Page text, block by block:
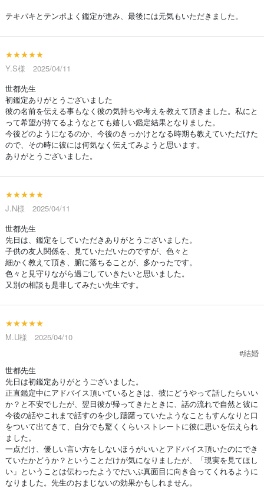
テキパキとテンポよく鑑定が進み、最後には元気もいただきました。
★★★★★
Y.S様 2025/04/11
世都先生
初鑑定ありがとうございました
彼の名前を伝える事もなく彼の気持ちや考えを教えて頂きました。私にと
って希望が持てるようなとても嬉しい鑑定結果となりました。
今後どのようになるのか、今後のきっかけとなる時期も教えていただけた
ので、その時に彼には何気なく伝えてみようと思います。
ありがとうございました。
★★★★★
J.N様 2025/04/11
世都先生
先日は、鑑定をしていただきありがとうございました。
子供の友人関係を、見ていただいたのですが、色々と
細かく教えて頂き、腑に落ちることが、多かったです。
色々と見守りながら過ごしていきたいと思いました。
又別の相談も是非してみたい先生です。
★★★★★
M.U様 2025/04/10
#結婚
世都先生
先日は初鑑定ありがとうございました。
正直鑑定中にアドバイス頂いているときは、彼にどうやって話したらいい
か？と不安でしたが、翌日彼が帰ってきたときに、話の流れで自然と彼に
今後の話やこれまで話すのを少し躊躇っていたようなこともすんなりと口
をついて出てきて、自分でも驚くくらいストレートに彼に思いを伝えられ
ました。
一点だけ、優しい言い方をしないほうがいいとアドバイス頂いたのにでき
ていたかどうか？ということだけが気になりましたが、「現実を見てほし
い」ということは伝わったようでだいぶ真面目に向き合ってくれるように
なりました。先生のおまじないの効果かもしれません。